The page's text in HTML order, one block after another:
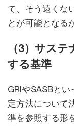
て、そう遠くな
とが可能となる
（3）サス
する基準
GRIやSASBと
定方法について
準を参照する形